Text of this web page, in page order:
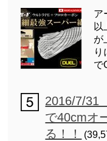
ア
以
が
り
で
2016/7/
で40cmオ
る！！